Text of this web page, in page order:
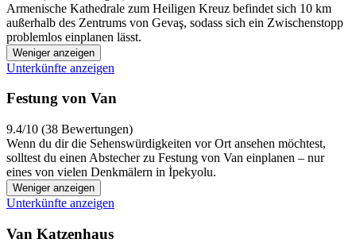
Armenische Kathedrale zum Heiligen Kreuz befindet sich 10 km
außerhalb des Zentrums von Gevaş, sodass sich ein Zwischenstopp
problemlos einplanen lässt.
Weniger anzeigen
Unterkünfte anzeigen
Festung von Van
9.4/10 (38 Bewertungen)
Wenn du dir die Sehenswürdigkeiten vor Ort ansehen möchtest,
solltest du einen Abstecher zu Festung von Van einplanen – nur
eines von vielen Denkmälern in İpekyolu.
Weniger anzeigen
Unterkünfte anzeigen
Van Katzenhaus